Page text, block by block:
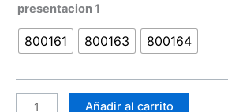
presentacion 1
800161 800163 800164
Añadir al carrito